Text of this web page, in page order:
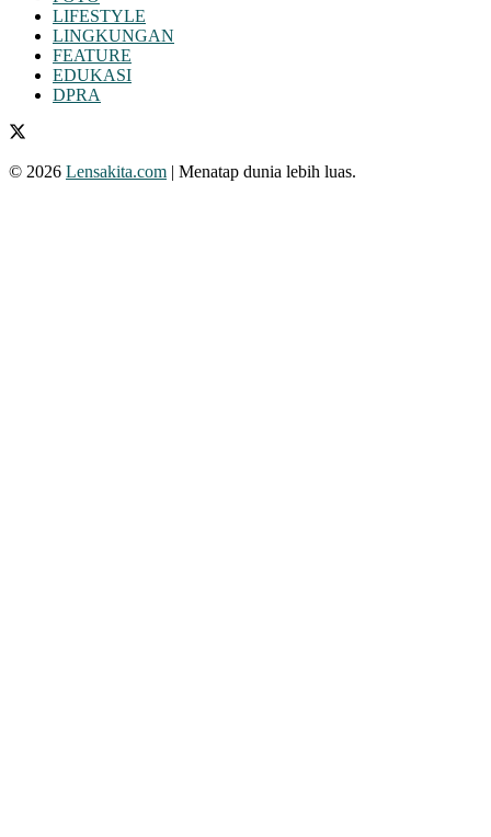
LIFESTYLE
LINGKUNGAN
FEATURE
EDUKASI
DPRA
© 2026 Lensakita.com | Menatap dunia lebih luas.